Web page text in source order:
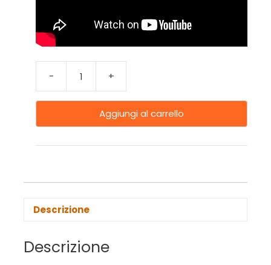
- +
Aggiungi al carrello
Descrizione
Descrizione